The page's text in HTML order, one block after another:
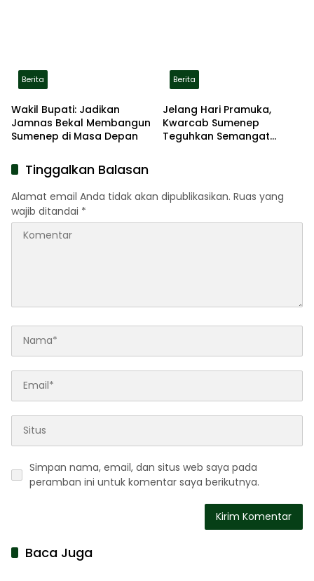
Berita
Wakil Bupati: Jadikan
Jamnas Bekal Membangun
Sumenep di Masa Depan
Berita
Jelang Hari Pramuka,
Kwarcab Sumenep
Teguhkan Semangat
Tinggalkan Balasan
Alamat email Anda tidak akan dipublikasikan. Ruas yang
wajib ditandai *
Simpan nama, email, dan situs web saya pada
peramban ini untuk komentar saya berikutnya.
Baca Juga